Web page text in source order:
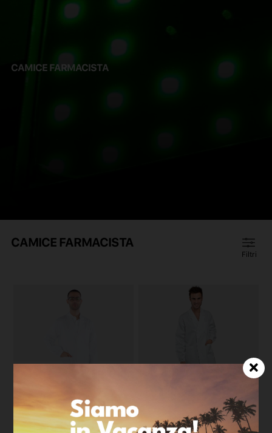
CAMICE FARMACISTA
CAMICE FARMACISTA
Filtri
Camice Marco Cotone
€ 32.00
Camice Doppio Petto
Uomo